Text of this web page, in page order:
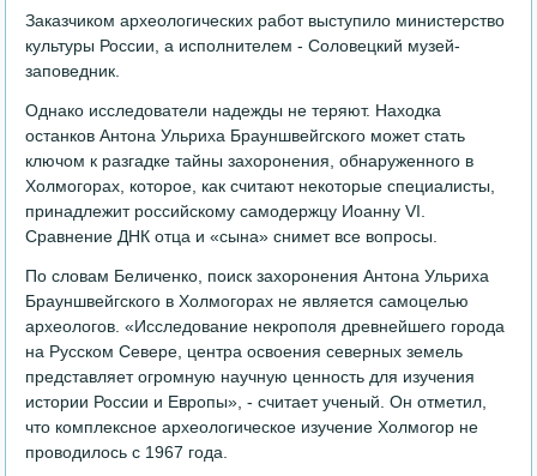
Заказчиком археологических работ выступило министерство
культуры России, а исполнителем - Соловецкий музей-
заповедник.
Однако исследователи надежды не теряют. Находка
останков Антона Ульриха Брауншвейгского может стать
ключом к разгадке тайны захоронения, обнаруженного в
Холмогорах, которое, как считают некоторые специалисты,
принадлежит российскому самодержцу Иоанну VI.
Сравнение ДНК отца и «сына» снимет все вопросы.
По словам Беличенко, поиск захоронения Антона Ульриха
Брауншвейгского в Холмогорах не является самоцелью
археологов. «Исследование некрополя древнейшего города
на Русском Севере, центра освоения северных земель
представляет огромную научную ценность для изучения
истории России и Европы», - считает ученый. Он отметил,
что комплексное археологическое изучение Холмогор не
проводилось с 1967 года.